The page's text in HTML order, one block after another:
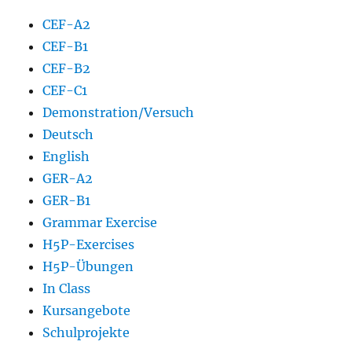
CEF-A2
CEF-B1
CEF-B2
CEF-C1
Demonstration/Versuch
Deutsch
English
GER-A2
GER-B1
Grammar Exercise
H5P-Exercises
H5P-Übungen
In Class
Kursangebote
Schulprojekte